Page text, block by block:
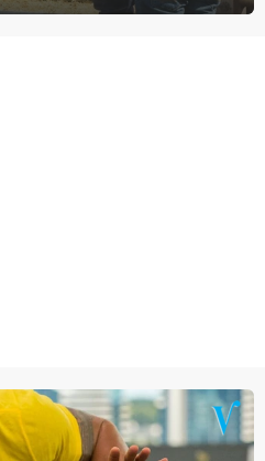
had gebroken met zijn familie